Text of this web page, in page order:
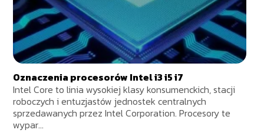
Oznaczenia procesorów Intel i3 i5 i7
Intel Core to linia wysokiej klasy konsumenckich, stacji
roboczych i entuzjastów jednostek centralnych
sprzedawanych przez Intel Corporation. Procesory te
wypar...